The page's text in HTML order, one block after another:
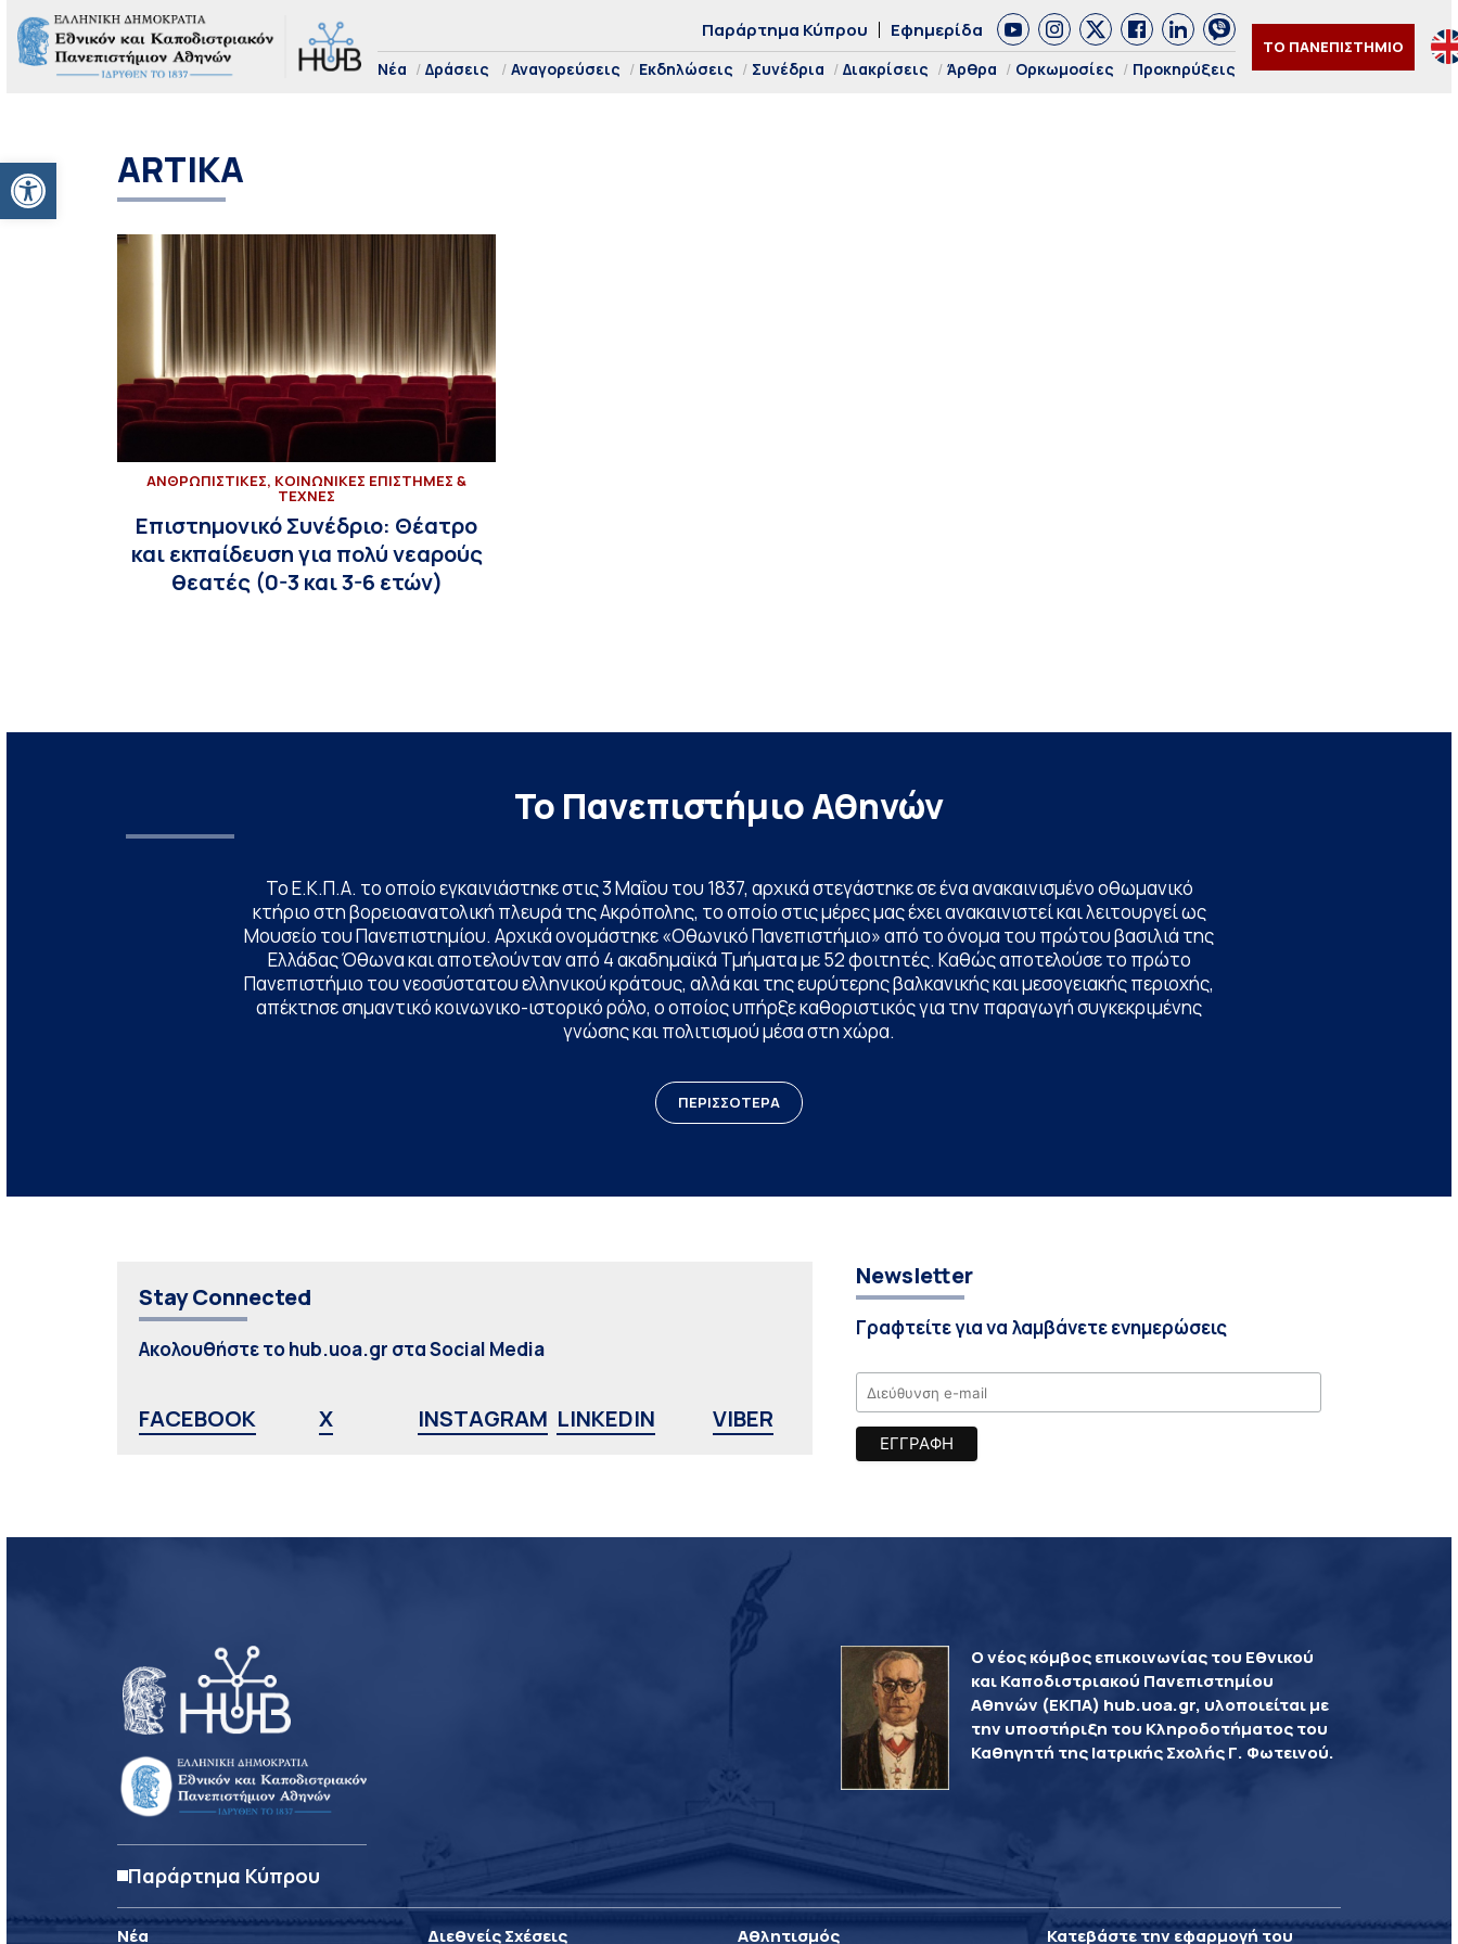
Ανοίξτε τη γραμμή εργαλείων
Παράρτημα Κύπρου Εφημερίδα
Νέα Δράσεις Αναγορεύσεις Εκδηλώσεις Συνέδρια Διακρίσεις Άρθρα Ορκωμοσίες Προκηρύξεις
ΤΟ ΠΑΝΕΠΙΣΤΗΜΙΟ
ARTIKA
ΑΝΘΡΩΠΙΣΤΙΚΕΣ, ΚΟΙΝΩΝΙΚΕΣ ΕΠΙΣΤΗΜΕΣ &
ΤΕΧΝΕΣ
Επιστημονικό Συνέδριο: Θέατρο
και εκπαίδευση για πολύ νεαρούς
θεατές (0-3 και 3-6 ετών)
Το Πανεπιστήμιο Αθηνών
Το Ε.Κ.Π.Α. το οποίο εγκαινιάστηκε στις 3 Μαΐου του 1837, αρχικά στεγάστηκε σε ένα ανακαινισμένο οθωμανικό
κτήριο στη βορειοανατολική πλευρά της Ακρόπολης, το οποίο στις μέρες μας έχει ανακαινιστεί και λειτουργεί ως
Μουσείο του Πανεπιστημίου. Αρχικά ονομάστηκε «Οθωνικό Πανεπιστήμιο» από το όνομα του πρώτου βασιλιά της
Ελλάδας Όθωνα και αποτελούνταν από 4 ακαδημαϊκά Τμήματα με 52 φοιτητές. Καθώς αποτελούσε το πρώτο
Πανεπιστήμιο του νεοσύστατου ελληνικού κράτους, αλλά και της ευρύτερης βαλκανικής και μεσογειακής περιοχής,
απέκτησε σημαντικό κοινωνικο-ιστορικό ρόλο, ο οποίος υπήρξε καθοριστικός για την παραγωγή συγκεκριμένης
γνώσης και πολιτισμού μέσα στη χώρα.
ΠΕΡΙΣΣΟΤΕΡΑ
Stay Connected
Ακολουθήστε το hub.uoa.gr στα Social Media
FACEBOOK X INSTAGRAM LINKEDIN VIBER
Newsletter
Γραφτείτε για να λαμβάνετε ενημερώσεις
Παράρτημα Κύπρου
Ο νέος κόμβος επικοινωνίας του Εθνικού
και Καποδιστριακού Πανεπιστημίου
Αθηνών (ΕΚΠΑ) hub.uoa.gr, υλοποιείται με
την υποστήριξη του Κληροδοτήματος του
Καθηγητή της Ιατρικής Σχολής Γ. Φωτεινού.
Νέα Διεθνείς Σχέσεις Αθλητισμός Κατεβάστε την εφαρμογή του